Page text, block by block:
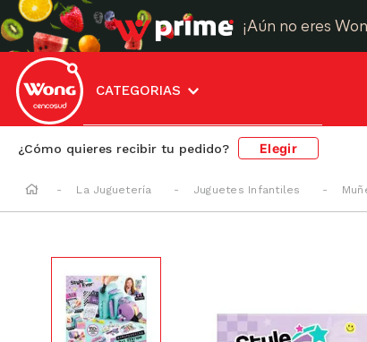
¡Aún no eres
CATEGORIAS
¿Cómo quieres recibir tu pedido? Elegir
La Juguetería Juguetes Infantiles